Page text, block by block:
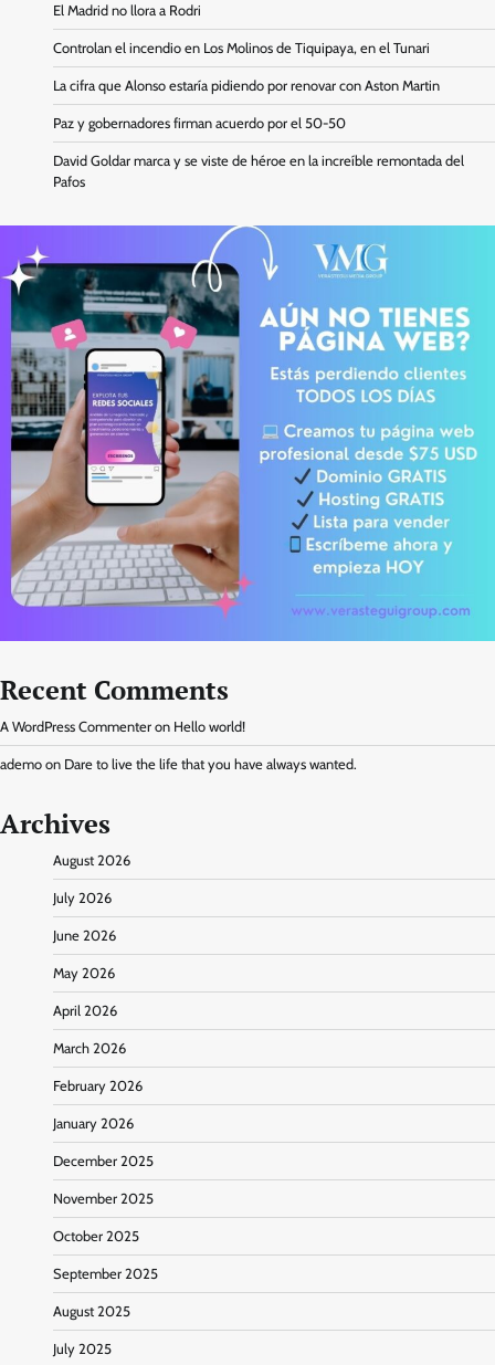
El Madrid no llora a Rodri
Controlan el incendio en Los Molinos de Tiquipaya, en el Tunari
La cifra que Alonso estaría pidiendo por renovar con Aston Martin
Paz y gobernadores firman acuerdo por el 50-50
David Goldar marca y se viste de héroe en la increíble remontada del
Pafos
Recent Comments
A WordPress Commenter on Hello world!
ademo on Dare to live the life that you have always wanted.
Archives
August 2026
July 2026
June 2026
May 2026
April 2026
March 2026
February 2026
January 2026
December 2025
November 2025
October 2025
September 2025
August 2025
July 2025